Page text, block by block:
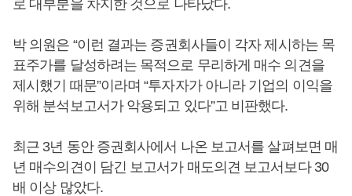
로 대부분을 차지한 것으로 나타났다.
박 의원은 “이런 결과는 증권회사들이 각자 제시하는 목
표주가를 달성하려는 목적으로 무리하게 매수 의견을
제시했기 때문”이라며 “투자자가 아니라 기업의 이익을
위해 분석보고서가 악용되고 있다”고 비판했다.
최근 3년 동안 증권회사에서 나온 보고서를 살펴보면 매
년 매수의견이 담긴 보고서가 매도의견 보고서보다 30
배 이상 많았다.